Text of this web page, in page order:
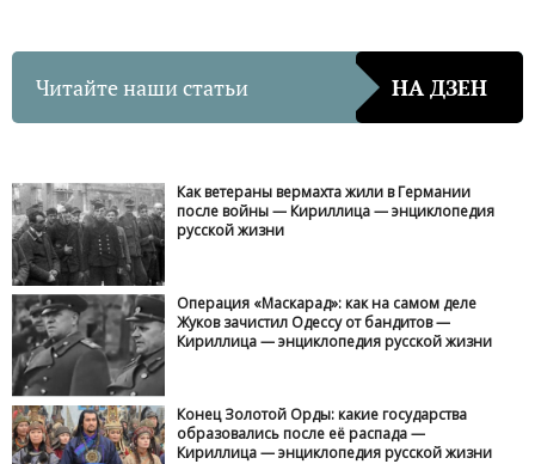
Читайте наши статьи НА ДЗЕН
Как ветераны вермахта жили в Германии
после войны — Кириллица — энциклопедия
русской жизни
Операция «Маскарад»: как на самом деле
Жуков зачистил Одессу от бандитов —
Кириллица — энциклопедия русской жизни
Конец Золотой Орды: какие государства
образовались после её распада —
Кириллица — энциклопедия русской жизни